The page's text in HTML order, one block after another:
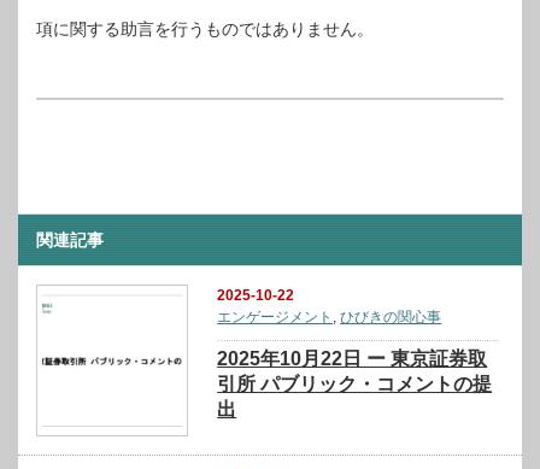
項に関する助言を行うものではありません。
関連記事
2025-10-22
エンゲージメント ,ひびきの関心事
2025年10月22日 ー 東京証券取
引所 パブリック・コメントの提
出